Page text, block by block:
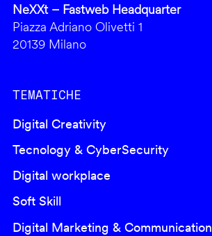
NeXXt – Fastweb Headquarter
Piazza Adriano Olivetti 1
20139 Milano
TEMATICHE
Digital Creativity
Tecnology & CyberSecurity
Digital workplace
Soft Skill
Digital Marketing & Communication